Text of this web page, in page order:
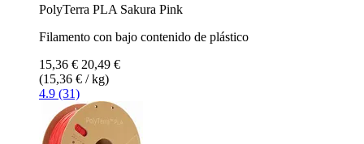
PolyTerra PLA Sakura Pink
Filamento con bajo contenido de plástico
15,36 € 20,49 €
(15,36 € / kg)
4.9 (31)